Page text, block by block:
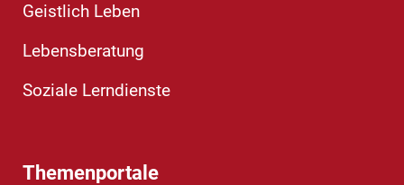
Geistlich Leben
Lebensberatung
Soziale Lerndienste
Themenportale